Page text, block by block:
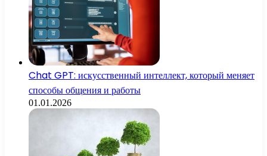
Chat GPT: искусственный интеллект, который меняет
способы общения и работы
01.01.2026